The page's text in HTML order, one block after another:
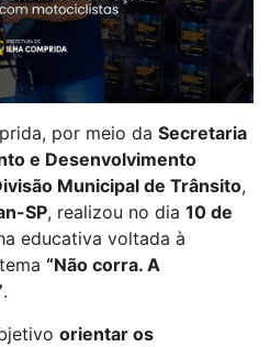
por meio da Secretaria
e Desenvolvimento
Municipal de Trânsito,
SP, realizou no dia 10 de
educativa voltada à
“Não corra. A
.
orientar os